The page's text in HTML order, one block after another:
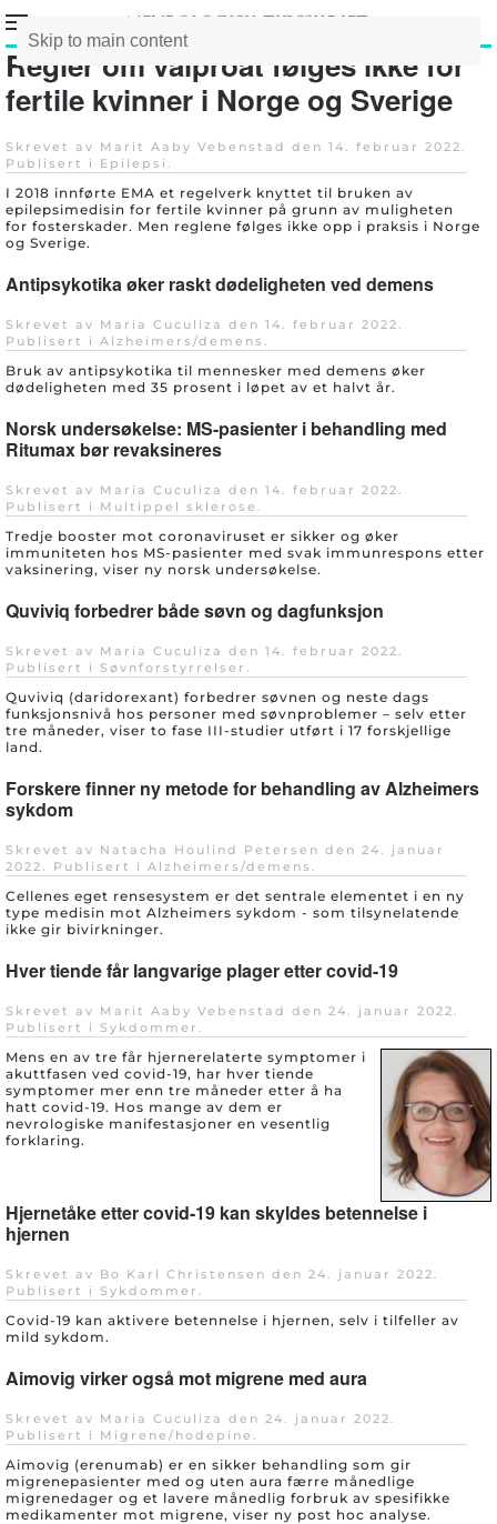
Skip to main content
Regler om valproat følges ikke for
fertile kvinner i Norge og Sverige
Skrevet av Marit Aaby Vebenstad den 14. februar 2022.
Publisert i Epilepsi .
I 2018 innførte EMA et regelverk knyttet til bruken av
epilepsimedisin for fertile kvinner på grunn av muligheten
for fosterskader. Men reglene følges ikke opp i praksis i Norge
og Sverige.
Antipsykotika øker raskt dødeligheten ved demens
Skrevet av Maria Cuculiza den 14. februar 2022.
Publisert i Alzheimers/demens .
Bruk av antipsykotika til mennesker med demens øker
dødeligheten med 35 prosent i løpet av et halvt år.
Norsk undersøkelse: MS-pasienter i behandling med
Ritumax bør revaksineres
Skrevet av Maria Cuculiza den 14. februar 2022.
Publisert i Multippel sklerose .
Tredje booster mot coronaviruset er sikker og øker
immuniteten hos MS-pasienter med svak immunrespons etter
vaksinering, viser ny norsk undersøkelse.
Quviviq forbedrer både søvn og dagfunksjon
Skrevet av Maria Cuculiza den 14. februar 2022.
Publisert i Søvnforstyrrelser .
Quviviq (daridorexant) forbedrer søvnen og neste dags
funksjonsnivå hos personer med søvnproblemer – selv etter
tre måneder, viser to fase III-studier utført i 17 forskjellige
land.
Forskere finner ny metode for behandling av Alzheimers
sykdom
Skrevet av Natacha Houlind Petersen den 24. januar
2022. Publisert i Alzheimers/demens .
Cellenes eget rensesystem er det sentrale elementet i en ny
type medisin mot Alzheimers sykdom - som tilsynelatende
ikke gir bivirkninger.
Hver tiende får langvarige plager etter covid-19
Skrevet av Marit Aaby Vebenstad den 24. januar 2022.
Publisert i Sykdommer .
Mens en av tre får hjernerelaterte symptomer i
akuttfasen ved covid-19, har hver tiende
symptomer mer enn tre måneder etter å ha
hatt covid-19. Hos mange av dem er
nevrologiske manifestasjoner en vesentlig
forklaring.
Hjernetåke etter covid-19 kan skyldes betennelse i
hjernen
Skrevet av Bo Karl Christensen den 24. januar 2022
Publisert i Sykdommer
Covid-19 kan aktivere betennelse i hjernen, selv i tilfeller av
mild sykdom.
Aimovig virker også mot migrene med aura
Skrevet av Maria Cuculiza den 24. januar 2022
Publisert i Migrene/hodepine
Aimovig (erenumab) er en sikker behandling som gir
migrenepasienter med og uten aura færre månedlige
migrenedager og et lavere månedlig forbruk av spesifikke
medikamenter mot migrene, viser ny post hoc analyse.